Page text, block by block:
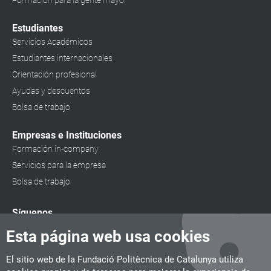
Esta página web usa cookies
El sitio web de la Fundació Politècnica de Catalunya utiliza
Estudiantes
Servicios Académicos
Estudiantes internacionales
Orientación profesional
Ayudas y descuentos
Bolsa de trabajo
Empresas e Instituciones
Formación in-company
Servicios para la empresa
Bolsa de trabajo
Síguenos